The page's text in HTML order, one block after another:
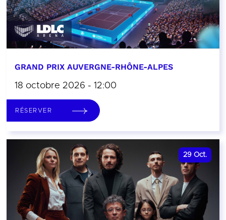
GRAND PRIX AUVERGNE-RHÔNE-ALPES
18 octobre 2026 - 12:00
RÉSERVER
29 Oct.